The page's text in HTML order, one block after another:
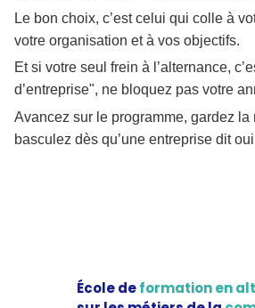
Le bon choix, c’est celui qui colle à
votre organisation et à vos objectifs.
Et si votre seul frein à l’alternance,
d’entreprise", ne bloquez pas votre
Avancez sur le programme, gardez la
basculez dès qu’une entreprise dit
École deformation en